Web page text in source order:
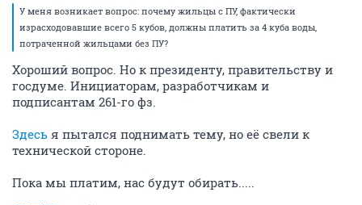
У меня возникает вопрос: почему жильцы с ПУ, фактически
израсходовавшие всего 5 кубов, должны платить за 4 куба воды,
потраченной жильцами без ПУ?
Хороший вопрос. Но к президенту, правительству и
госдуме. Инициаторам, разработчикам и
подписантам 261-го фз.
Здесь я пытался поднимать тему, но её свели к
технической стороне.
Пока мы платим, нас будут обирать.....